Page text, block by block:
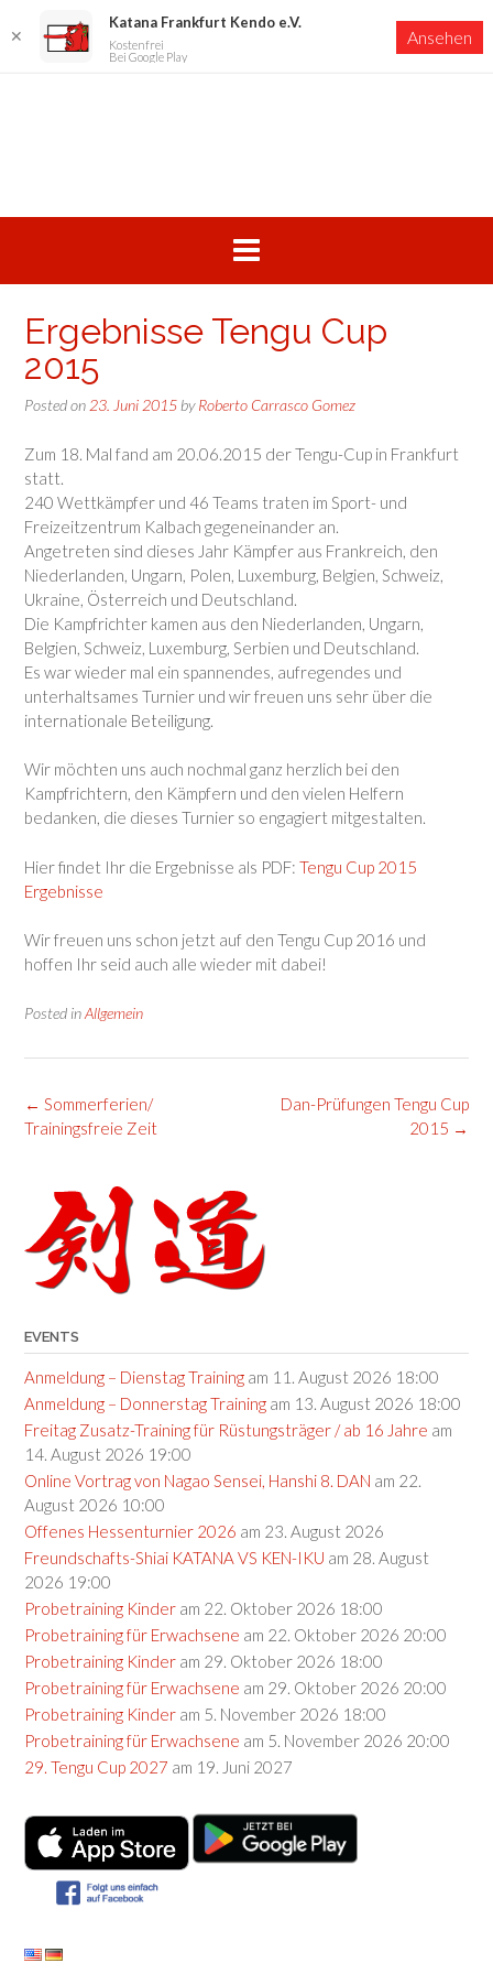
Ergebnisse Tengu Cup
2015
Posted on 23. Juni 2015 byRoberto Carrasco Gomez
Zum 18. Mal fand am 20.06.2015 der Tengu-Cup in Frankfurt
statt.
240 Wettkämpfer und 46 Teams traten im Sport- und
Freizeitzentrum Kalbach gegeneinander an.
Angetreten sind dieses Jahr Kämpfer aus Frankreich, den
Niederlanden, Ungarn, Polen, Luxemburg, Belgien, Schweiz,
Ukraine, Österreich und Deutschland.
Die Kampfrichter kamen aus den Niederlanden, Ungarn,
Belgien, Schweiz, Luxemburg, Serbien und Deutschland.
Es war wieder mal ein spannendes, aufregendes und
unterhaltsames Turnier und wir freuen uns sehr über die
internationale Beteiligung.
Wir möchten uns auch nochmal ganz herzlich bei den
Kampfrichtern, den Kämpfern und den vielen Helfern
bedanken, die dieses Turnier so engagiert mitgestalten.
Hier findet Ihr die Ergebnisse als PDF: Tengu Cup 2015
Ergebnisse
Wir freuen uns schon jetzt auf den Tengu Cup 2016 und
hoffen Ihr seid auch alle wieder mit dabei!
Posted inAllgemein
Post
navigation
Dan-Prüfungen Tengu Cup
2015 →
← Sommerferien/
Trainingsfreie Zeit
EVENTS
Anmeldung – Dienstag Training am 11. August 2026 18:00
Anmeldung – Donnerstag Training am 13. August 2026 18:00
Freitag Zusatz-Training für Rüstungsträger / ab 16 Jahre am
14. August 2026 19:00
Online Vortrag von Nagao Sensei, Hanshi 8. DAN am 22.
August 2026 10:00
Offenes Hessenturnier 2026 am 23. August 2026
Freundschafts-Shiai KATANA VS KEN-IKU am 28. August
2026 19:00
Probetraining Kinder am 22. Oktober 2026 18:00
Probetraining für Erwachsene am 22. Oktober 2026 20:00
Probetraining Kinder am 29. Oktober 2026 18:00
Probetraining für Erwachsene am 29. Oktober 2026 20:00
Probetraining Kinder am 5. November 2026 18:00
Probetraining für Erwachsene am 5. November 2026 20:00
29. Tengu Cup 2027 am 19. Juni 2027
✕
Katana Frankfurt Kendo e.V.
Kostenfrei
Bei Google Play
Ansehen